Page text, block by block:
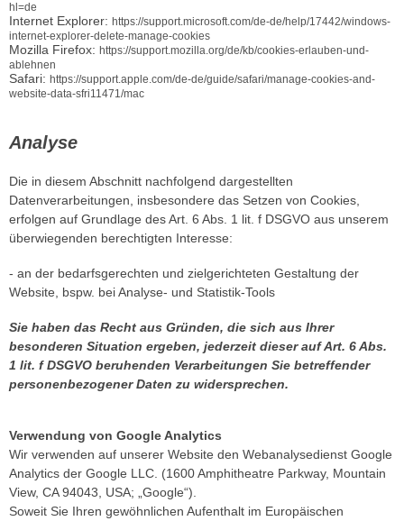
hl=de
Internet Explorer: https://support.microsoft.com/de-de/help/17442/windows-
internet-explorer-delete-manage-cookies
Mozilla Firefox: https://support.mozilla.org/de/kb/cookies-erlauben-und-
ablehnen
Safari: https://support.apple.com/de-de/guide/safari/manage-cookies-and-
website-data-sfri11471/mac
Analyse
Die in diesem Abschnitt nachfolgend dargestellten
Datenverarbeitungen, insbesondere das Setzen von Cookies,
erfolgen auf Grundlage des Art. 6 Abs. 1 lit. f DSGVO aus unserem
überwiegenden berechtigten Interesse:
- an der bedarfsgerechten und zielgerichteten Gestaltung der
Website, bspw. bei Analyse- und Statistik-Tools
Sie haben das Recht aus Gründen, die sich aus Ihrer
besonderen Situation ergeben, jederzeit dieser auf Art. 6 Abs.
1 lit. f DSGVO beruhenden Verarbeitungen Sie betreffender
personenbezogener Daten zu widersprechen.
Verwendung von Google Analytics
Wir verwenden auf unserer Website den Webanalysedienst Google
Analytics der Google LLC. (1600 Amphitheatre Parkway, Mountain
View, CA 94043, USA; „Google“).
Soweit Sie Ihren gewöhnlichen Aufenthalt im Europäischen